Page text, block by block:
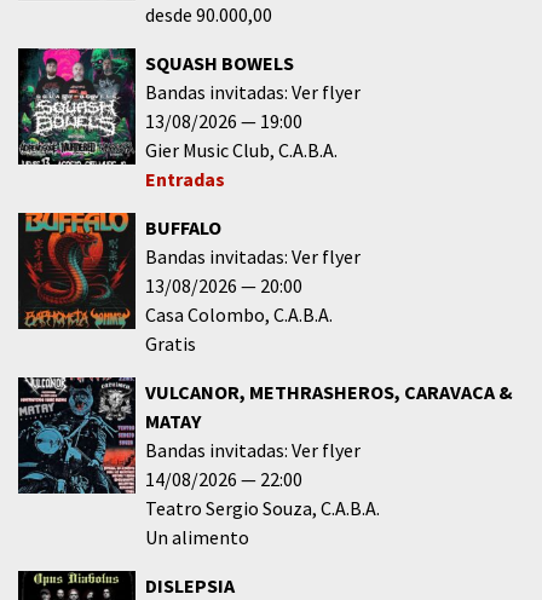
desde 90.000,00
SQUASH BOWELS
Bandas invitadas: Ver flyer
13/08/2026
19:00
Gier Music Club C.A.B.A.
Entradas
BUFFALO
Bandas invitadas: Ver flyer
13/08/2026
20:00
Casa Colombo C.A.B.A.
Gratis
VULCANOR, METHRASHEROS, CARAVACA &
MATAY
Bandas invitadas: Ver flyer
14/08/2026
22:00
Teatro Sergio Souza C.A.B.A.
Un alimento
DISLEPSIA